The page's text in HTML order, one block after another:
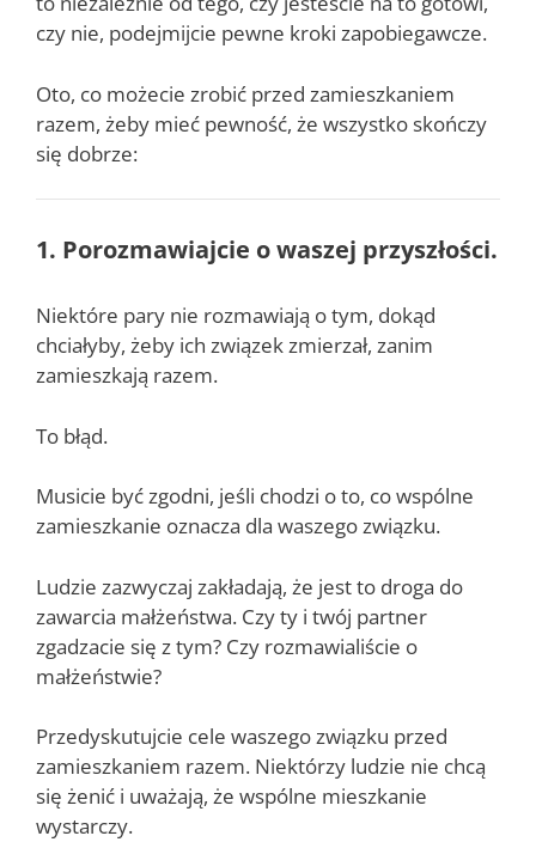
czy nie, podejmijcie pewne kroki zapobiegawcze.
Oto, co możecie zrobić przed zamieszkaniem
razem, żeby mieć pewność, że wszystko skończy
się dobrze:
1. Porozmawiajcie o waszej przyszłości.
Niektóre pary nie rozmawiają o tym, dokąd
chciałyby, żeby ich związek zmierzał, zanim
zamieszkają razem.
To błąd.
Musicie być zgodni, jeśli chodzi o to, co wspólne
zamieszkanie oznacza dla waszego związku.
Ludzie zazwyczaj zakładają, że jest to droga do
zawarcia małżeństwa. Czy ty i twój partner
zgadzacie się z tym? Czy rozmawialiście o
małżeństwie?
Przedyskutujcie cele waszego związku przed
zamieszkaniem razem. Niektórzy ludzie nie chcą
się żenić i uważają, że wspólne mieszkanie
wystarczy.